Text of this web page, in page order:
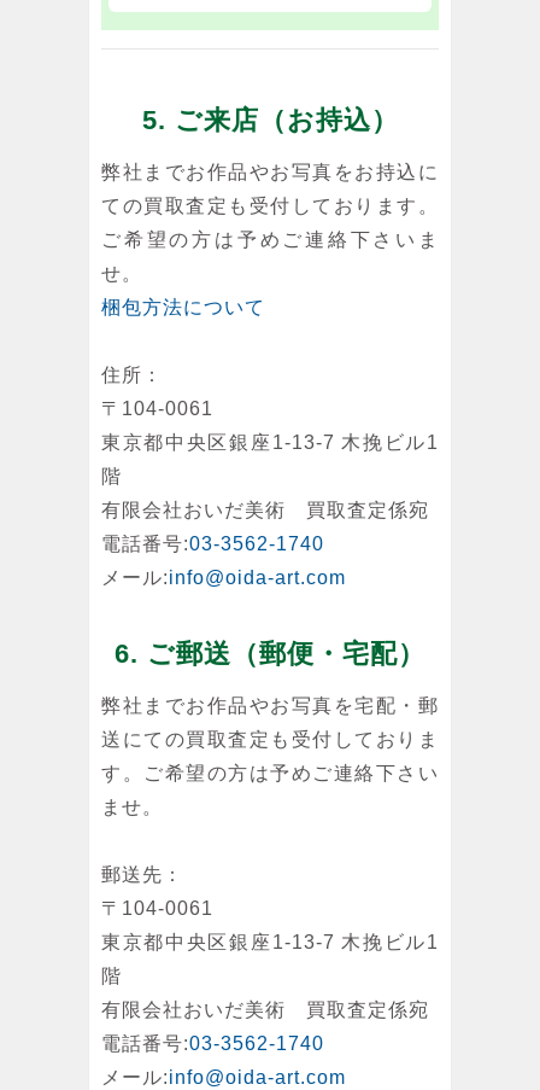
5. ご来店（お持込）
弊社までお作品やお写真をお持込に
ての買取査定も受付しております。
ご希望の方は予めご連絡下さいま
せ。
梱包方法について
住所：
〒104-0061
東京都中央区銀座1-13-7 木挽ビル1
階
有限会社おいだ美術 買取査定係宛
電話番号:03-3562-1740
メール:info@oida-art.com
6. ご郵送（郵便・宅配）
弊社までお作品やお写真を宅配・郵
送にての買取査定も受付しておりま
す。ご希望の方は予めご連絡下さい
ませ。
郵送先：
〒104-0061
東京都中央区銀座1-13-7 木挽ビル1
階
有限会社おいだ美術 買取査定係宛
電話番号:03-3562-1740
メール:info@oida-art.com